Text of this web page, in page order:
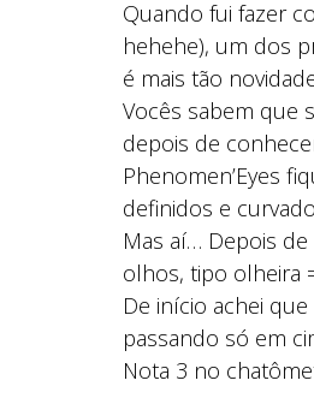
Quando fui fazer
hehehe), um dos
é mais tão
Vocês sabem que
depois de
Phenomen’Eyes
definidos e
Mas aí… Depois
olhos, tipo olheira
De início achei
passando só em
Nota 3 no